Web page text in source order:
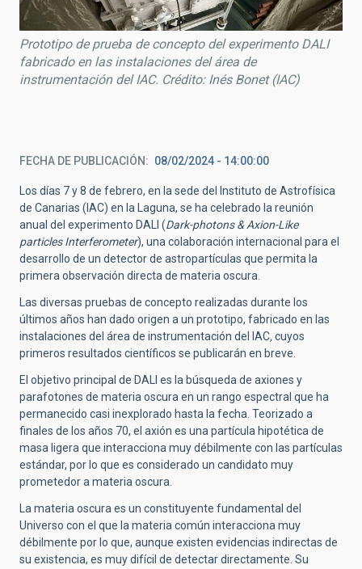
Prototipo de prueba de concepto del experimento DALI
fabricado en las instalaciones del área de
instrumentación del IAC. Crédito: Inés Bonet (IAC)
FECHA DE PUBLICACIÓN 08/02/2024 - 14:00:00
Los días 7 y 8 de febrero, en la sede del Instituto de Astrofísica
de Canarias (IAC) en la Laguna, se ha celebrado la reunión
anual del experimento DALI (Dark-photons & Axion-Like
particles Interferometer), una colaboración internacional para el
desarrollo de un detector de astropartículas que permita la
primera observación directa de materia oscura.
Las diversas pruebas de concepto realizadas durante los
últimos años han dado origen a un prototipo, fabricado en las
instalaciones del área de instrumentación del IAC,cuyos
primeros resultados científicos se publicarán en breve.
El objetivo principal de DALI es la búsqueda de axiones y
parafotones de materia oscura en un rango espectral que ha
permanecido casi inexplorado hasta la fecha. Teorizado a
finales de los años 70, el axión es una partícula hipotética de
masa ligera que interacciona muy débilmente con las partículas
estándar, por lo que es considerado un candidato muy
prometedor a materia oscura.
La materia oscura es un constituyente fundamental del
Universo con el que la materia común interacciona muy
débilmente por lo que, aunque existen evidencias indirectas de
su existencia, es muy difícil de detectar directamente. Su